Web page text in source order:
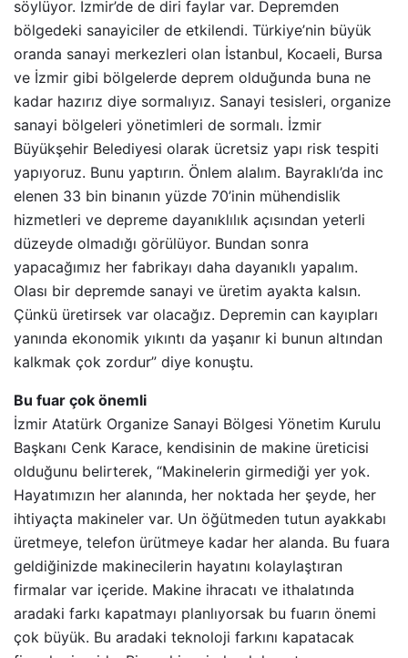
söylüyor. İzmir’de de diri faylar var. Depremden
bölgedeki sanayiciler de etkilendi. Türkiye’nin büyük
oranda sanayi merkezleri olan İstanbul, Kocaeli, Bursa
ve İzmir gibi bölgelerde deprem olduğunda buna ne
kadar hazırız diye sormalıyız. Sanayi tesisleri, organize
sanayi bölgeleri yönetimleri de sormalı. İzmir
Büyükşehir Belediyesi olarak ücretsiz yapı risk tespiti
yapıyoruz. Bunu yaptırın. Önlem alalım. Bayraklı’da inc
elenen 33 bin binanın yüzde 70’inin mühendislik
hizmetleri ve depreme dayanıklılık açısından yeterli
düzeyde olmadığı görülüyor. Bundan sonra
yapacağımız her fabrikayı daha dayanıklı yapalım.
Olası bir depremde sanayi ve üretim ayakta kalsın.
Çünkü üretirsek var olacağız. Depremin can kayıpları
yanında ekonomik yıkıntı da yaşanır ki bunun altından
kalkmak çok zordur” diye konuştu.
Bu fuar çok önemli
İzmir Atatürk Organize Sanayi Bölgesi Yönetim Kurulu
Başkanı Cenk Karace, kendisinin de makine üreticisi
olduğunu belirterek, “Makinelerin girmediği yer yok.
Hayatımızın her alanında, her noktada her şeyde, her
ihtiyaçta makineler var. Un öğütmeden tutun ayakkabı
üretmeye, telefon ürütmeye kadar her alanda. Bu fuara
geldiğinizde makinecilerin hayatını kolaylaştıran
firmalar var içeride. Makine ihracatı ve ithalatında
aradaki farkı kapatmayı planlıyorsak bu fuarın önemi
çok büyük. Bu aradaki teknoloji farkını kapatacak